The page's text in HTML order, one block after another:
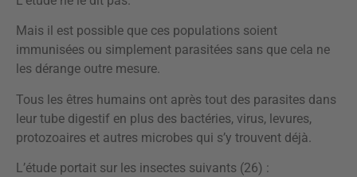
Mais il est possible que ces populations soient
immunisées ou simplement parasitées sans que cela ne
les dérange outre mesure.
Tous les êtres humains ont après tout des parasites dans
leur tube digestif en plus des bactéries, virus, levures,
protozoaires et autres microbes qui s’y trouvent déjà.
L’étude portait sur les insectes suivants (26) :